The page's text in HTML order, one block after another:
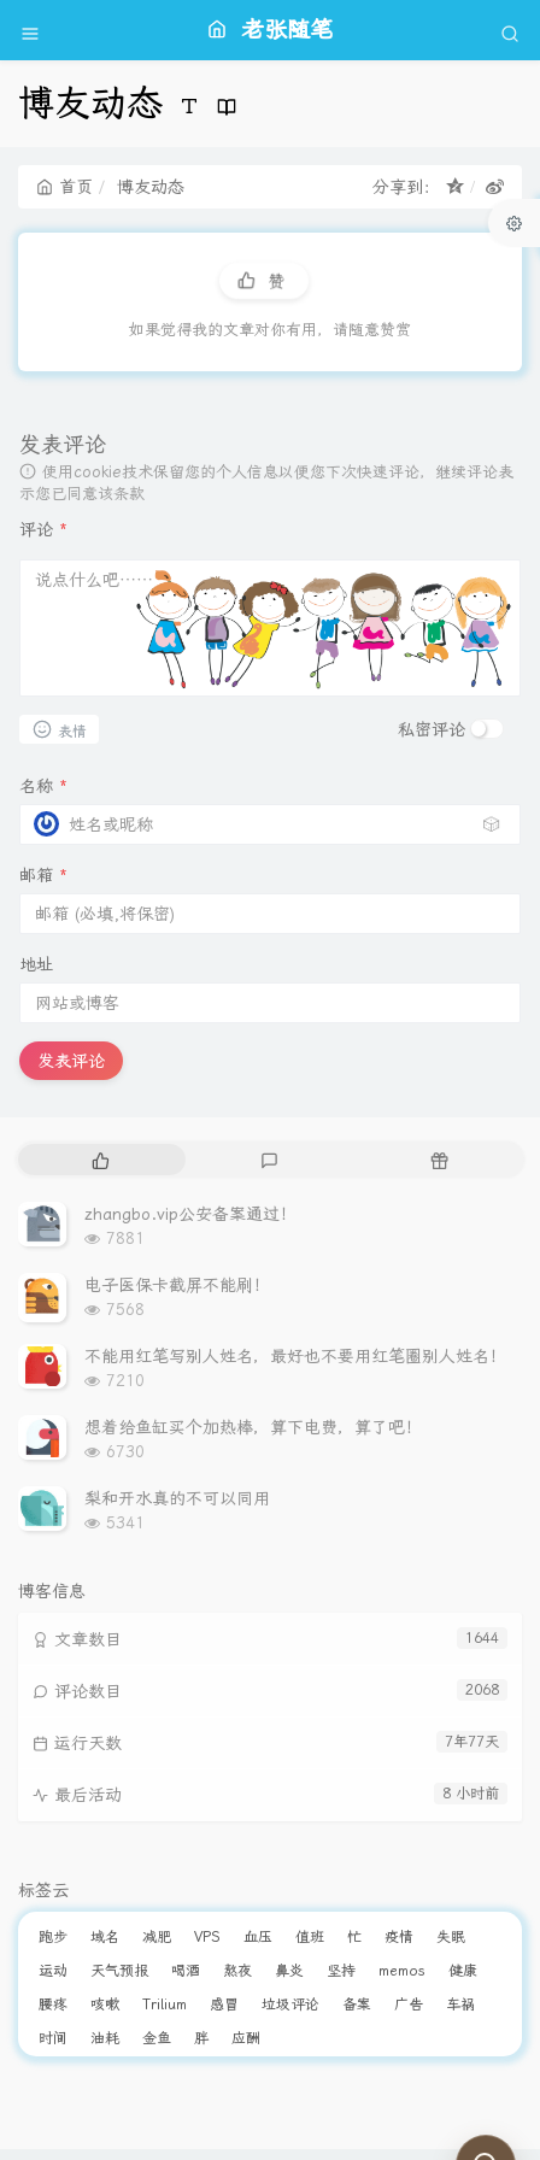
老张随笔
博友动态
首页 博友动态 分享到：
赞
如果觉得我的文章对你有用，请随意赞赏
发表评论
使用cookie技术保留您的个人信息以便您下次快速评论，继续评论表
示您已同意该条款
评论 *
表情 私密评论
名称 *
🎲
邮箱 *
地址
发表评论
热
章
评
随
zhangbo.vip公安备案通过！
浏
次
数:
7881
电子医保卡截屏不能刷！
浏
次
数:
7568
不能用红笔写别人姓名，最好也不要用红笔圈别人姓名！
浏
次
数:
7210
想着给鱼缸买个加热棒，算下电费，算了吧！
浏
次
数:
6730
梨和开水真的不可以同用
浏
5341
博客信息
1644
文章数目
2068
评论数目
7年77天
运行天数
8 小时前
最后活动
标签云
跑步 域名 减肥 VPS 血压 值班 忙 疫情
失眠
运动
天气预报 喝酒 熬夜 鼻炎 坚持 memos
健康
腰疼
咳嗽 Trilium 感冒 垃圾评论 备案 广告
车祸
时间
油耗 金鱼 胖 应酬